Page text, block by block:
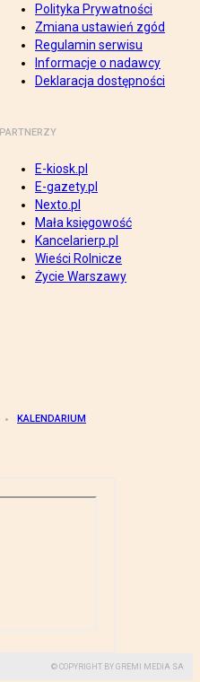
Polityka Prywatności
Zmiana ustawień zgód
Regulamin serwisu
Informacje o nadawcy
Deklaracja dostępności
PARTNERZY
E-kiosk.pl
E-gazety.pl
Nexto.pl
Mała księgowość
Kancelarierp.pl
Wieści Rolnicze
Życie Warszawy
KALENDARIUM
© COPYRIGHT BY GREMI MEDIA SA